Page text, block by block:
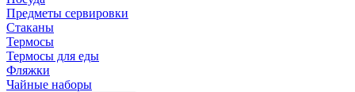
Предметы сервировки
Стаканы
Термосы
Термосы для еды
Фляжки
Чайные наборы